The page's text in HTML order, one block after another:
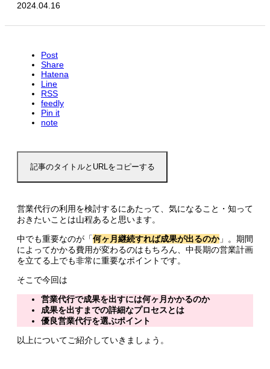
2024.04.16
Post
Share
Hatena
Line
RSS
feedly
Pin it
note
記事のタイトルとURLをコピーする
営業代行の利用を検討するにあたって、気になること・知って
おきたいことは山程あると思います。
中でも重要なのが「何ヶ月継続すれば成果が出るのか」。期間
によってかかる費用が変わるのはもちろん、中長期の営業計画
を立てる上でも非常に重要なポイントです。
そこで今回は
営業代行で成果を出すには何ヶ月かかるのか
成果を出すまでの詳細なプロセスとは
優良営業代行を選ぶポイント
以上についてご紹介していきましょう。